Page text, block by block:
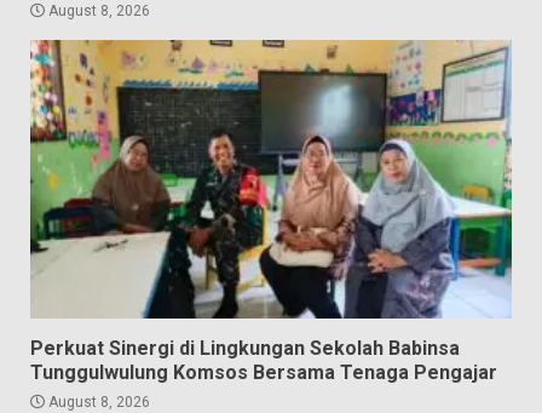
August 8, 2026
Perkuat Sinergi di Lingkungan Sekolah Babinsa
Tunggulwulung Komsos Bersama Tenaga Pengajar
August 8, 2026